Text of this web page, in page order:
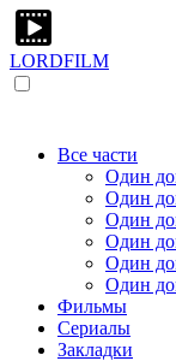
LORDFILM
Все части
Один
Один
Один
Один
Один
Один
Фильмы
Сериалы
Закладки